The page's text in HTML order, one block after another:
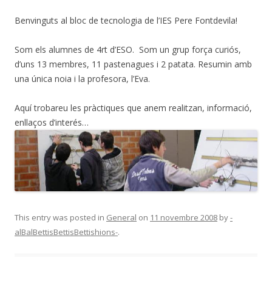
Benvinguts al bloc de tecnologia de l’IES Pere Fontdevila!
Som els alumnes de 4rt d’ESO. Som un grup força curiós,
d’uns 13 membres, 11 pastenagues i 2 patata. Resumin amb
una única noia i la profesora, l’Eva.
Aquí trobareu les pràctiques que anem realitzan, informació,
enllaços d’interés…
This entry was posted in General on 11 novembre 2008 by-
alBalBettisBettisBettishions-.